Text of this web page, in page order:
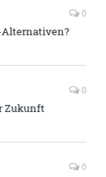
0
Alternativen?
0
Zukunft
0